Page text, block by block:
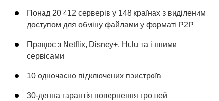
Понад 20 412 серверів у 148 країнах з виділеним
доступом для обміну файлами у форматі P2P
Працює з Netflix, Disney+, Hulu та іншими
сервісами
10 одночасно підключених пристроїв
30-денна гарантія повернення грошей